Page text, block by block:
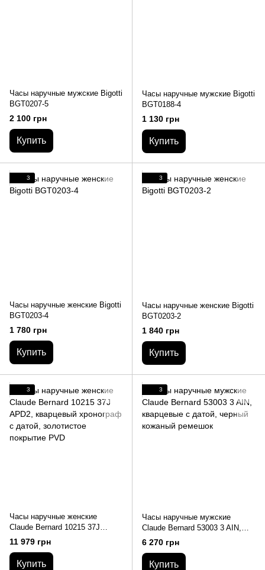
Часы наручные мужские Bigotti
BGT0207-5
2 100 грн
Купить
Часы наручные мужские Bigotti
BGT0188-4
1 130 грн
Купить
3
Часы наручные женские Bigotti
BGT0203-4
1 780 грн
Купить
3
Часы наручные женские Bigotti
BGT0203-2
1 840 грн
Купить
3
Часы наручные женские
Claude Bernard 10215 37J
APD2, кварцевый хронограф с
датой, золотистое покрытие
PVD
11 979 грн
Купить
3
Часы наручные мужские
Claude Bernard 53003 3 AIN,
кварцевые с датой, черный
кожаный ремешок
6 270 грн
Купить